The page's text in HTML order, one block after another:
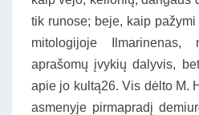
tik runose; beje, kaip
mitologijoje
aprašomų įvykių dalyvis,
apie jo kultą26. Vis dėlto M.
asmenyje pirmapradį